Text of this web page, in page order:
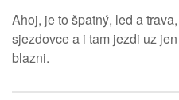
Ahoj, je to špatný, led a
sjezdovce a i tam jezdi uz
blazni.